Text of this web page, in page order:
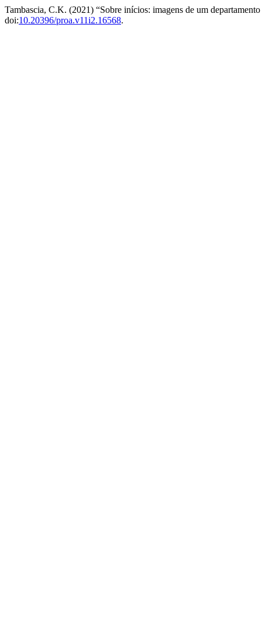
Tambascia, C.K. (2021) “Sobre inícios: imagens de um
doi:10.20396/proa.v11i2.16568.